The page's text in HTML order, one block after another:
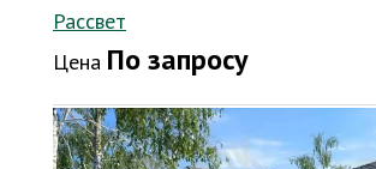
Рассвет
Цена По запросу